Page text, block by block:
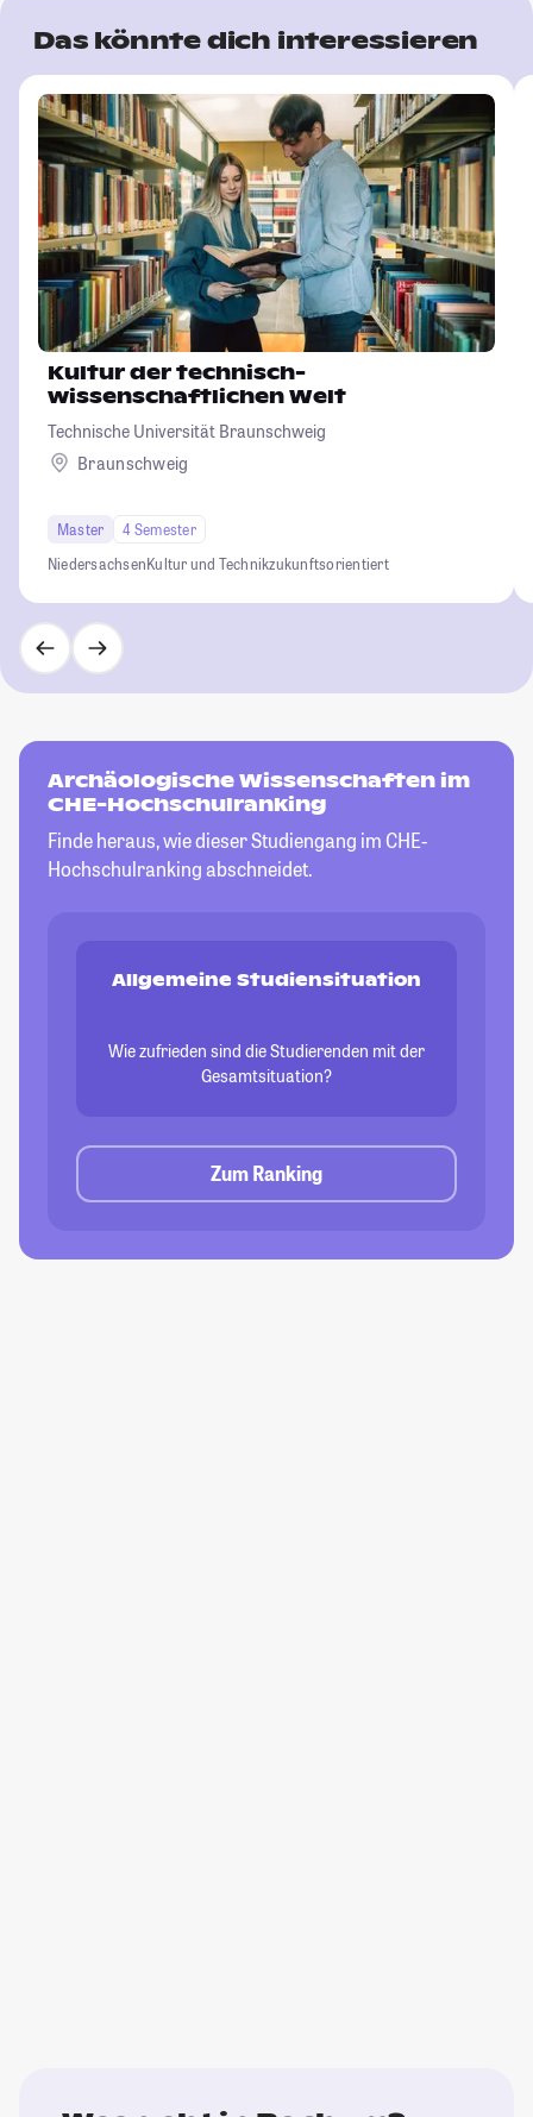
Das könnte dich interessieren
Kultur der technisch-
wissenschaftlichen Welt
Technische Universität Braunschweig
Braunschweig
Master
4 Semester
NiedersachsenKultur und Technikzukunftsorientiert
Archäologische Wissenschaften im
CHE-Hochschulranking
Finde heraus, wie dieser Studiengang im CHE-
Hochschulranking abschneidet.
Allgemeine Studiensituation
Wie zufrieden sind die Studierenden mit der
Gesamtsituation?
Zum Ranking